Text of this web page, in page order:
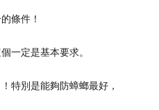
條件！
一定是基本要求。
特別是能夠防蟑螂最好，